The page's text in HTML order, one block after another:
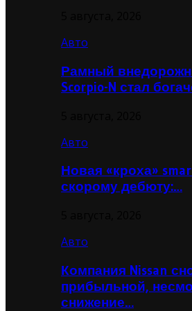
Авто
Рамный
Scorpio-N стал
Авто
Новая «кроха»
скорому дебюту:…
Авто
Компания Nissan
прибыльной,
снижение…